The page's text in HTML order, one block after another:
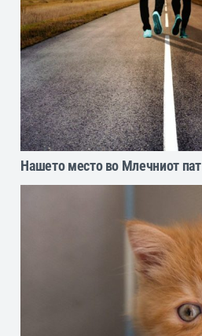
Нашето место во Млечниот пат